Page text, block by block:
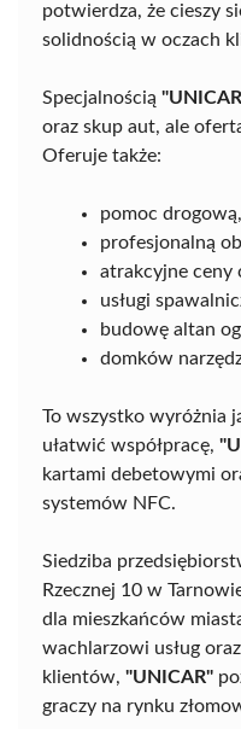
potwierdza, że cieszy
solidnością w oczach
Specjalnością
oraz skup aut, ale
Oferuje także:
pomoc drogową,
profesjonalną
atrakcyjne ceny
usługi
budowę altan
domków
To wszystko wyróżnia
ułatwić współpracę,
kartami debetowymi
systemów NFC.
Siedziba
Rzecznej 10 w
dla mieszkańców
wachlarzowi usług
klientów, "UNICAR"
graczy na rynku